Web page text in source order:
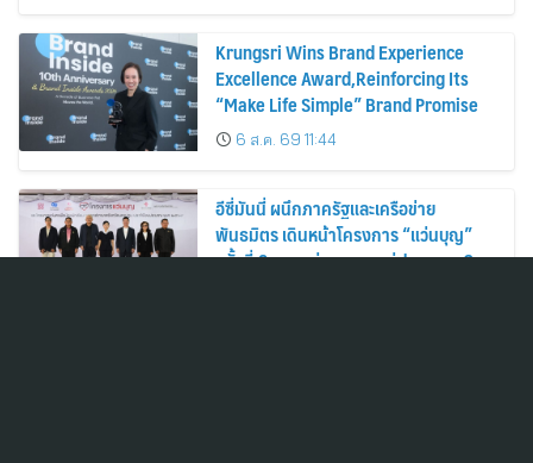
Krungsri Wins Brand Experience
Excellence Award,Reinforcing Its
“Make Life Simple” Brand Promise
6 ส.ค. 69 11:44
อีซี่มันนี่ ผนึกภาครัฐและเครือข่าย
พันธมิตร เดินหน้าโครงการ “แว่นบุญ”
ครั้งที่ 2 มอบแว่นสายตาแก่ประชาชน 600